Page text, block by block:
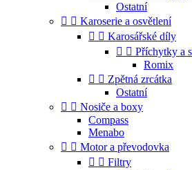
Ostatní
  Karoserie a osvětlení
  Karosářské díly
  Příchytky a
Romix
  Zpětná zrcátka
Ostatní
  Nosiče a boxy
Compass
Menabo
  Motor a převodovka
  Filtry